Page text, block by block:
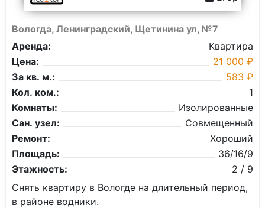
Вологда, Ленинградский, Щетинина ул, №7
Аренда:
Квартира
Цена:
21 000 ₽
За кв. м.:
583 ₽
Кол. ком.:
1
Комнаты:
Изолированные
Сан. узел:
Совмещенный
Ремонт:
Хороший
Площадь:
36/16/9
Этажность:
2 / 9
Снять квартиру в Вологде на длительный период,
в районе водники.